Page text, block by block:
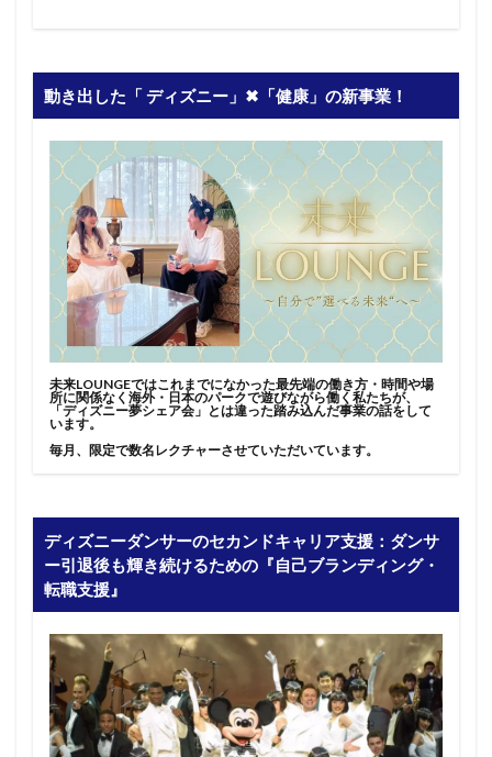
動き出した「 ディズニー」✖︎「健康」の新事業！
未来LOUNGEではこれまでになかった最先端の働き方・時間や場
所に関係なく海外・日本のパークで遊びながら働く私たちが、
「ディズニー夢シェア会」とは違った踏み込んだ事業の話をして
います。
毎月、限定で数名レクチャーさせていただいています。
ディズニーダンサーのセカンドキャリア支援：ダンサ
ー引退後も輝き続けるための『自己ブランディング・
転職支援』